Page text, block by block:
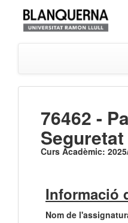
76462 -
Seguretat
Curs Acadèmic:
Informació
Nom de